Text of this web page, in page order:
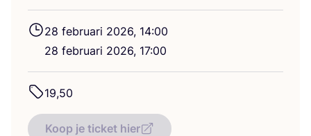
28 febru­a­ri 2026, 14:00
28 febru­a­ri 2026, 17:00
19,50
Koop je ticket hier